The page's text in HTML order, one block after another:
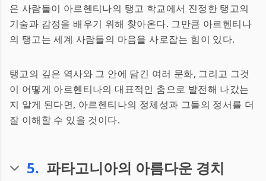
은 사람들이 아르헨티나의 탱고 학교에서 진정한 탱고의
기술과 감정을 배우기 위해 찾아온다. 그만큼 아르헨티나
의 탱고는 세계 사람들의 마음을 사로잡는 힘이 있다.
탱고의 깊은 역사와 그 안에 담긴 여러 문화, 그리고 그것
이 어떻게 아르헨티나의 대표적인 춤으로 발전해 나갔는
지 알게 된다면, 아르헨티나의 정체성과 그들의 정서를 더
잘 이해할 수 있을 것이다.
5. 파타고니아의 아름다운 경치